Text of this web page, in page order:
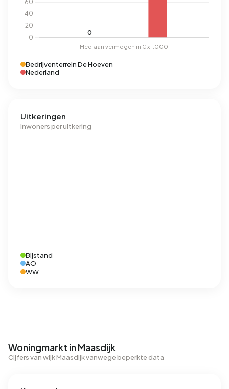
Bedrijventerrein De Hoeven
Nederland
Uitkeringen
Inwoners per uitkering
Bijstand
AO
WW
Woningmarkt in Maasdijk
Cijfers van wijk Maasdijk vanwege beperkte data